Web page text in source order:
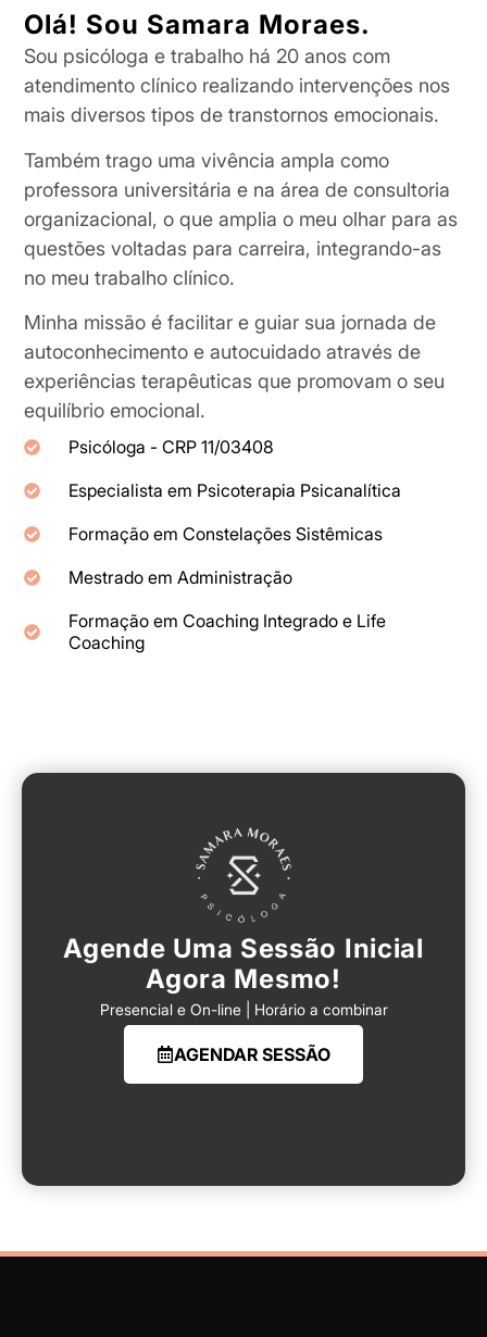
Olá! Sou Samara Moraes.
Sou psicóloga e trabalho há 20 anos com
atendimento clínico realizando intervenções nos
mais diversos tipos de transtornos emocionais.
Também trago uma vivência ampla como
professora universitária e na área de consultoria
organizacional, o que amplia o meu olhar para as
questões voltadas para carreira, integrando-as
no meu trabalho clínico.
Minha missão é facilitar e guiar sua jornada de
autoconhecimento e autocuidado através de
experiências terapêuticas que promovam o seu
equilíbrio emocional.
Psicóloga - CRP ​​11/03408
Especialista em Psicoterapia Psicanalítica
Formação em Constelações Sistêmicas
Mestrado em Administração
Formação em Coaching Integrado e Life
Coaching
Agende Uma Sessão Inicial
Agora Mesmo!
Presencial e On-line | Horário a combinar
AGENDAR SESSÃO